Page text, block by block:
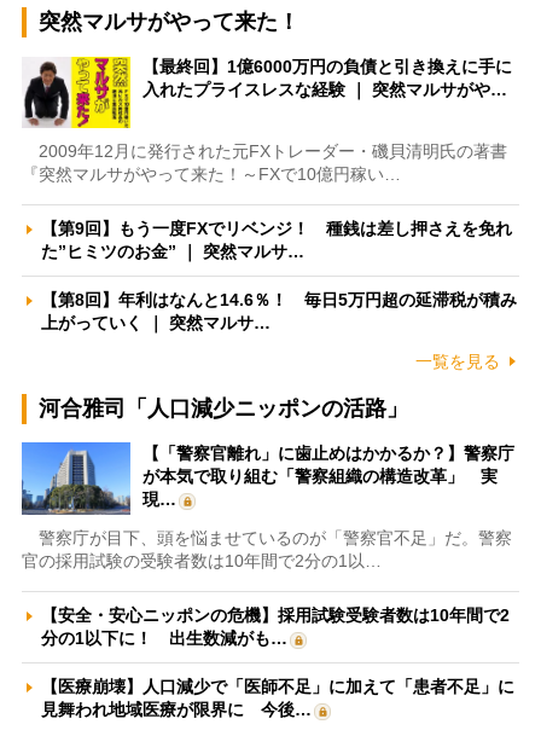
突然マルサがやって来た！
【最終回】1億6000万円の負債と引き換えに手に
入れたプライスレスな経験 ｜ 突然マルサがや…
2009年12月に発行された元FXトレーダー・磯貝清明氏の著書
『突然マルサがやって来た！～FXで10億円稼い…
【第9回】もう一度FXでリベンジ！ 種銭は差し押さえを免れ
た”ヒミツのお金” ｜ 突然マルサ…
【第8回】年利はなんと14.6％！ 毎日5万円超の延滞税が積み
上がっていく ｜ 突然マルサ…
一覧を見る
河合雅司「人口減少ニッポンの活路」
【「警察官離れ」に歯止めはかかるか？】警察庁
が本気で取り組む「警察組織の構造改革」 実
現…
警察庁が目下、頭を悩ませているのが「警察官不足」だ。警察
官の採用試験の受験者数は10年間で2分の1以…
【安全・安心ニッポンの危機】採用試験受験者数は10年間で2
分の1以下に！ 出生数減がも…
【医療崩壊】人口減少で「医師不足」に加えて「患者不足」に
見舞われ地域医療が限界に 今後…